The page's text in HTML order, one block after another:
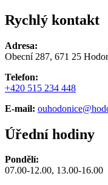
Rychlý kontakt
Adresa:
Obecní 287, 671 25
Telefon:
+420 515 234 448
E-mail:
Úřední hodiny
Pondělí:
07.00-12.00, 13.00-16.00